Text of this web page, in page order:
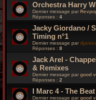
Orchestra Harry
Dernier message par
Réponses : 4
Jacky Giordano /
Timing n°1
Dernier message par
Réponses : 8
Jack Arel -
& Remixes
Dernier message par good
Réponses : 2
I Marc 4 - The
Dernier message pargood